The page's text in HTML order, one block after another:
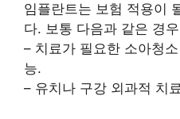
임플란트는 보험 적용이
다. 보통 다음과 같은 경
– 치료가 필요한 소아청
능.
– 유치나 구강 외과적 치